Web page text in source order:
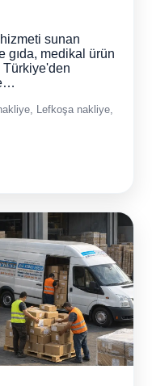
sunan
gıda, medikal ürün
Türkiye'den
Lefkoşa nakliye,